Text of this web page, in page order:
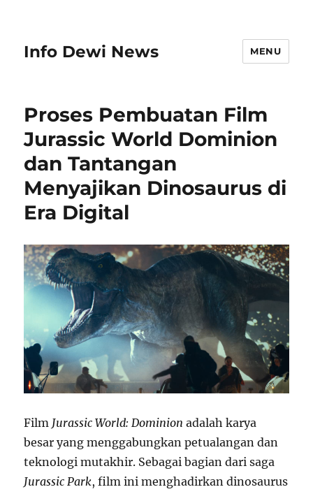
Info Dewi News MENU
Proses Pembuatan Film
Jurassic World Dominion
dan Tantangan
Menyajikan Dinosaurus di
Era Digital
Film Jurassic World: Dominion adalah karya
besar yang menggabungkan petualangan dan
teknologi mutakhir. Sebagai bagian dari saga
Jurassic Park, film ini menghadirkan dinosaurus